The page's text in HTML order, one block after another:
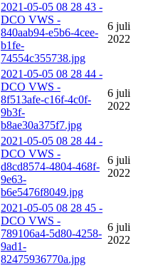
2021-05-05 08 28 43 -
DCO VWS -
840aab94-e5b6-4cee-
b1fe-
74554c355738.jpg
6 juli
2022
2021-05-05 08 28 44 -
DCO VWS -
8f513afe-c16f-4c0f-
9b3f-
b8ae30a375f7.jpg
6 juli
2022
2021-05-05 08 28 44 -
DCO VWS -
d8cd8574-4804-468f-
9e63-
b6e5476f8049.jpg
6 juli
2022
2021-05-05 08 28 45 -
DCO VWS -
789106a4-5d80-4258-
9ad1-
82475936770a.jpg
6 juli
2022